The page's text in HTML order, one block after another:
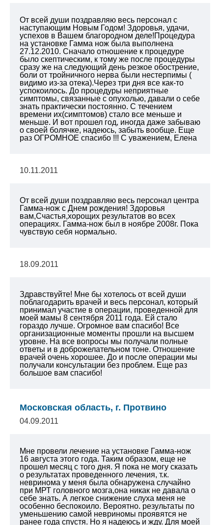
От всей души поздравляю весь персонал с
наступающим Новым Годом! Здоровья, удачи,
успехов в Вашем благородном деле!Процедура
на установке Гамма нож была выполнена
27.12.2010. Сначало отношение к процедуре
было скептическим, к тому же после процедуры
сразу же на следующий день резкое обострение,
боли от тройничного нерва были нестерпимы (
видимо из-за отека).Через три дня все как-то
успокоилось. До процедуры неприятные
симптомы, связанные с опухолью, давали о себе
знать практически постоянно. С течением
времени их(симптомов) стало все меньше и
меньше. И вот прошел год, иногда даже забываю
о своей болячке, надеюсь, забыть вообще. Еще
раз ОГРОМНОЕ спасибо !!! С уважением, Елена
10.11.2011
От всей души поздравляю весь персонал центра
Гамма-нож с Днем рождения! Здоровья
вам,Счастья,хорощих результатов во всех
операциях. Гамма-нож был в ноябре 2008г. Пока
чувствую себя нормально.
18.09.2011
Здравствуйте! Мне бы хотелось от всей души
поблагодарить врачей и весь персонал, который
принимал участие в операции, проведенной для
моей мамы 8 сентября 2011 года. Ей стало
гораздо лучше. Огромное вам спасибо! Все
организационные моменты прошли на высшем
уровне. На все вопросы мы получали полные
ответы и в доброжелательном тоне. Отношение
врачей очень хорошее. До и после операции мы
получали консультации без проблем. Еще раз
большое вам спасибо!
Московская область, г. Протвино
04.09.2011
Мне провели лечение на установке Гамма-нож
16 августа этого года. Таким образом, еще не
прошел месяц с того дня. Я пока не могу сказать
о результатах проведенного лечения, т.к.
невринома у меня была обнаружена случайно
при МРТ головного мозга,она никак не давала о
себе знать. А легкое снижение слуха меня не
особенно беспокоило. Вероятно. результаты по
уменьшению самой невриномы проявятся не
ранее года спустя. Но я надеюсь и жду. Для моей